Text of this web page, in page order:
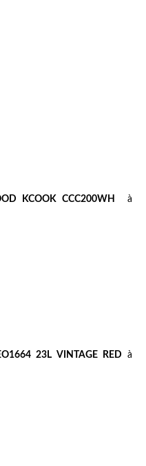
KCOOK CCC200WH
à
23L VINTAGE RED à